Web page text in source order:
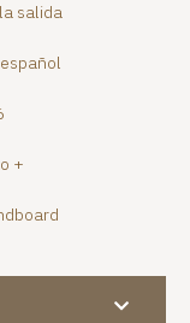
salida
+